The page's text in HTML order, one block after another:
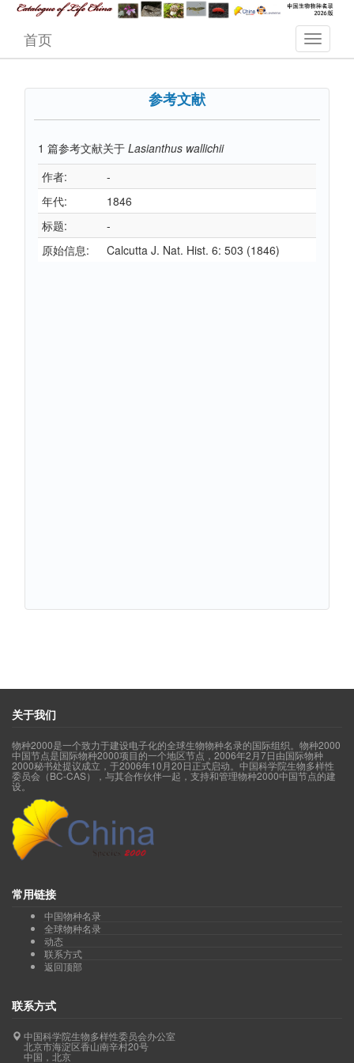
首页
参考文献
1 篇参考文献关于 Lasianthus wallichii
作者:
-
年代:
1846
标题:
-
原始信息:
Calcutta J. Nat. Hist. 6: 503 (1846)
关于我们
物种2000是一个致力于建设电子化的全球生物物种名录的国际组织。物种2000
中国节点是国际物种2000项目的一个地区节点，2006年2月7日由国际物种
2000秘书处提议成立，于2006年10月20日正式启动。中国科学院生物多样性
委员会（BC-CAS），与其合作伙伴一起，支持和管理物种2000中国节点的建
设。
常用链接
中国物种名录
全球物种名录
动态
联系方式
返回顶部
联系方式
中国科学院生物多样性委员会办公室
北京市海淀区香山南辛村20号
中国，北京